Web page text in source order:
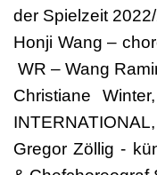
der Spielzeit
Honji Wang –
WR – Wang
Christiane
Gregor Zöllig -